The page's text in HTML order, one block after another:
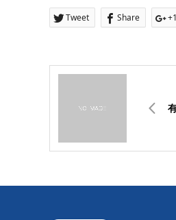
Tweet Share +1